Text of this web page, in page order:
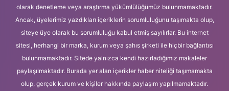
olarak denetleme veya araştırma yükümlülüğümüz bulunmamaktadır.
Ancak, üyelerimiz yazdıkları içeriklerin sorumluluğunu taşımakta olup,
siteye üye olarak bu sorumluluğu kabul etmiş sayılırlar. Bu internet
sitesi, herhangi bir marka, kurum veya şahıs şirketi ile hiçbir bağlantısı
bulunmamaktadır. Sitede yalnızca kendi hazırladığımız makaleler
paylaşılmaktadır. Burada yer alan içerikler haber niteliği taşımamakta
olup, gerçek kurum ve kişiler hakkında paylaşım yapılmamaktadır.